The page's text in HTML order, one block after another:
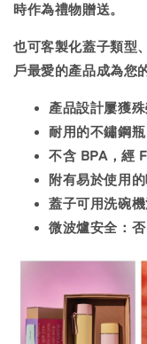
時作為禮物贈送。
也可客製化蓋子類型
戶最愛的產品成為您
產品設計屢獲
耐用的不鏽鋼
不含 BPA，經
附有易於使用
蓋子可用洗碗
微波爐安全：否